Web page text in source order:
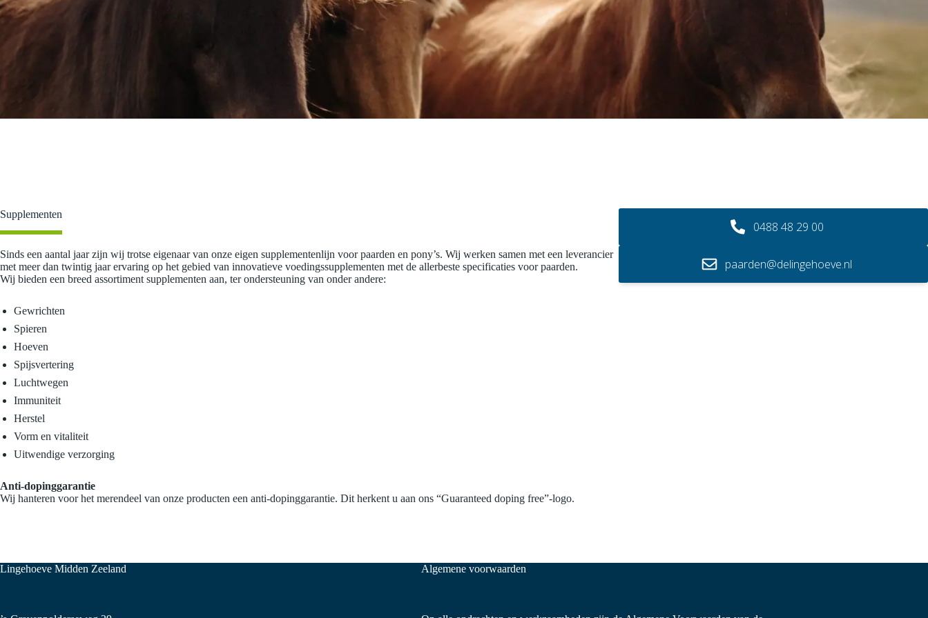
Supplementen
Sinds een aantal jaar zijn wij trotse eigenaar van onze eigen supplementenlijn voor paarden en pony’s. Wij werken samen met een leverancier
met meer dan twintig jaar ervaring op het gebied van innovatieve voedingssupplementen met de allerbeste specificaties voor paarden.
Wij bieden een breed assortiment supplementen aan, ter ondersteuning van onder andere:
Gewrichten
Spieren
Hoeven
Spijsvertering
Luchtwegen
Immuniteit
Herstel
Vorm en vitaliteit
Uitwendige verzorging
Anti-dopinggarantie
Wij hanteren voor het merendeel van onze producten een anti-dopinggarantie. Dit herkent u aan ons “Guaranteed doping free”-logo.
0488 48 29 00
paarden@delingehoeve.nl
Lingehoeve Midden Zeeland Algemene voorwaarden